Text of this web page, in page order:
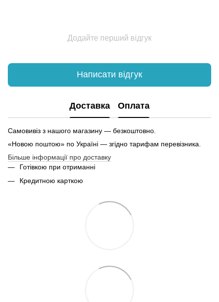
Додайте перший відгук
Написати відгук
Доставка Оплата
Самовивіз з нашого магазину — безкоштовно.
«Новою поштою» по Україні — згідно тарифам перевізника.
Більше інформації про доставку
Готівкою при отриманні
Кредитною карткою